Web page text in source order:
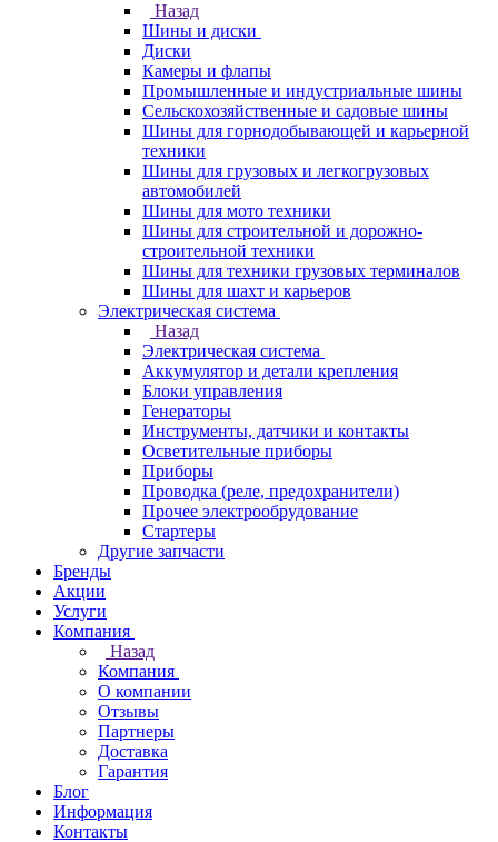
Назад
Шины и диски
Диски
Камеры и флапы
Промышленные и индустриальные шины
Сельскохозяйственные и садовые шины
Шины для горнодобывающей и карьерной
техники
Шины для грузовых и легкогрузовых
автомобилей
Шины для мото техники
Шины для строительной и дорожно-
строительной техники
Шины для техники грузовых терминалов
Шины для шахт и карьеров
Электрическая система
Назад
Электрическая система
Аккумулятор и детали крепления
Блоки управления
Генераторы
Инструменты, датчики и контакты
Осветительные приборы
Приборы
Проводка (реле, предохранители)
Прочее электрообрудование
Стартеры
Другие запчасти
Бренды
Акции
Услуги
Компания
Назад
Компания
О компании
Отзывы
Партнеры
Доставка
Гарантия
Блог
Информация
Контакты